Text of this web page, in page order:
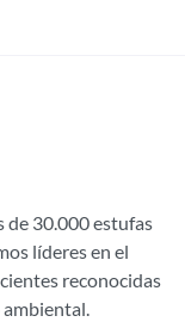
de 30.000 estufas
líderes en el
reconocidas